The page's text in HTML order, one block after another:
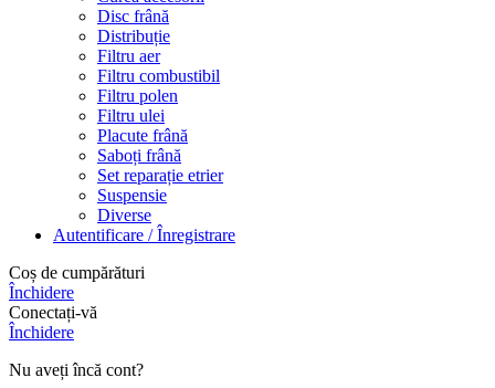
Disc frână
Distribuție
Filtru aer
Filtru combustibil
Filtru polen
Filtru ulei
Placute frână
Saboți frână
Set reparație etrier
Suspensie
Diverse
Autentificare / Înregistrare
Coș de cumpărături
Închidere
Conectați-vă
Închidere
Nu aveți încă cont?